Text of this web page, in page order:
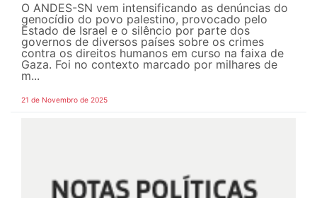
O ANDES-SN vem intensificando as denúncias do
genocídio do povo palestino, provocado pelo
Estado de Israel e o silêncio por parte dos
governos de diversos países sobre os crimes
contra os direitos humanos em curso na faixa de
Gaza. Foi no contexto marcado por milhares de
m...
21 de Novembro de 2025